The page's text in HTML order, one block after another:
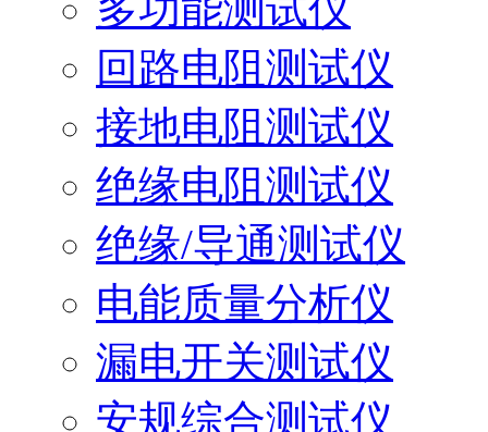
多功能测试仪
回路电阻测试仪
接地电阻测试仪
绝缘电阻测试仪
绝缘/导通测试仪
电能质量分析仪
漏电开关测试仪
安规综合测试仪